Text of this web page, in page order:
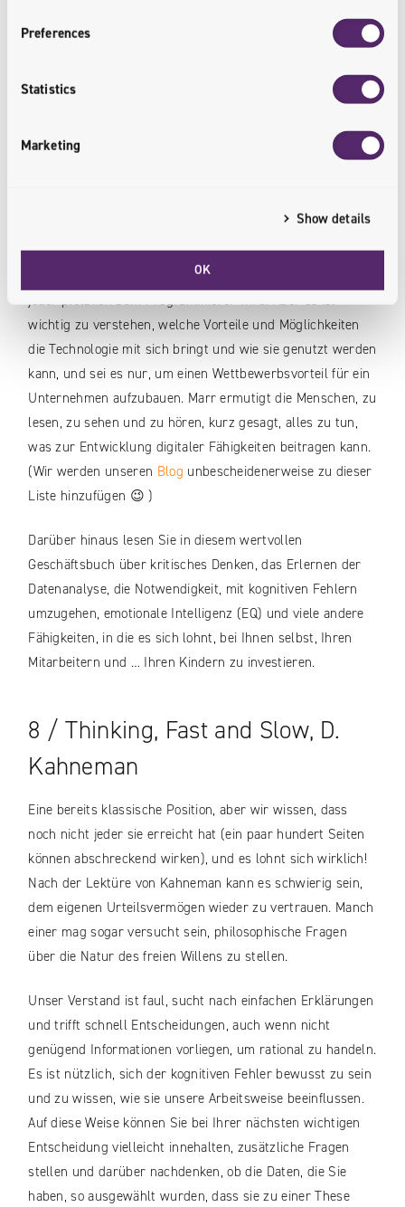
Preferences
Statistics
Marketing
Show details
OK
Welche Fähigkeiten und Kompetenzen sind in einer
Frage zu beantworten, indem er die 20 wichtigsten
Fähigkeiten in unserer zunehmend digitalisierten Welt
beschreibt. Ganz gleich, ob Sie Geschäftsinhaber, Manager,
Führungskraft oder „serieller“ Mitarbeiter sind, es lohnt
Der Autor empfiehlt unter anderem, digitale Kompetenzen
aufzubauen, und es geht nicht unbedingt darum, dass
jeder plötzlich zum Programmierer wird. Aber es ist
wichtig zu verstehen, welche Vorteile und Möglichkeiten
die Technologie mit sich bringt und wie sie genutzt werden
kann, und sei es nur, um einen Wettbewerbsvorteil für ein
Unternehmen aufzubauen. Marr ermutigt die Menschen, zu
lesen, zu sehen und zu hören, kurz gesagt, alles zu tun,
was zur Entwicklung digitaler Fähigkeiten beitragen kann.
(Wir werden unseren Blog unbescheidenerweise zu dieser
Liste hinzufügen 😉 )
Darüber hinaus lesen Sie in diesem wertvollen
Geschäftsbuch über kritisches Denken, das Erlernen der
Datenanalyse, die Notwendigkeit, mit kognitiven Fehlern
umzugehen, emotionale Intelligenz (EQ) und viele andere
Fähigkeiten, in die es sich lohnt, bei Ihnen selbst, Ihren
Mitarbeitern und … Ihren Kindern zu investieren.
8 / Thinking, Fast and Slow, D.
Kahneman
Eine bereits klassische Position, aber wir wissen, dass
noch nicht jeder sie erreicht hat (ein paar hundert Seiten
können abschreckend wirken), und es lohnt sich wirklich!
Nach der Lektüre von Kahneman kann es schwierig sein,
dem eigenen Urteilsvermögen wieder zu vertrauen. Manch
einer mag sogar versucht sein, philosophische Fragen
über die Natur des freien Willens zu stellen.
Unser Verstand ist faul, sucht nach einfachen Erklärungen
und trifft schnell Entscheidungen, auch wenn nicht
genügend Informationen vorliegen, um rational zu handeln.
Es ist nützlich, sich der kognitiven Fehler bewusst zu sein
und zu wissen, wie sie unsere Arbeitsweise beeinflussen.
Auf diese Weise können Sie bei Ihrer nächsten wichtigen
Entscheidung vielleicht innehalten, zusätzliche Fragen
stellen und darüber nachdenken, ob die Daten, die Sie
haben, so ausgewählt wurden, dass sie zu einer These